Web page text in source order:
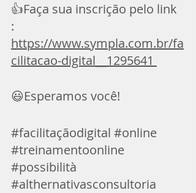
👍Faça sua inscrição pelo link
:
https://www.sympla.com.br/fa
cilitacao-digital__1295641
😃Esperamos você!
#facilitaçãodigital #online
#treinamentoonline
#possibilità
#althernativasconsultoria